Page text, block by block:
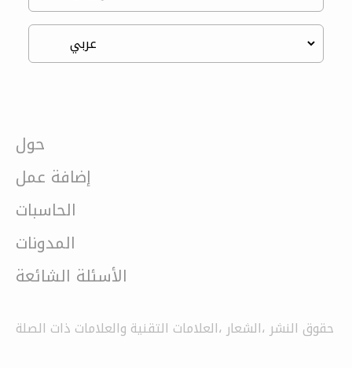
حول
إضافة عمل
الحاسبات
المدونات
الأسئلة الشائعة
حقوق النشر ،الشعار ،العلامات التقنية والعلامات ذات الصلة